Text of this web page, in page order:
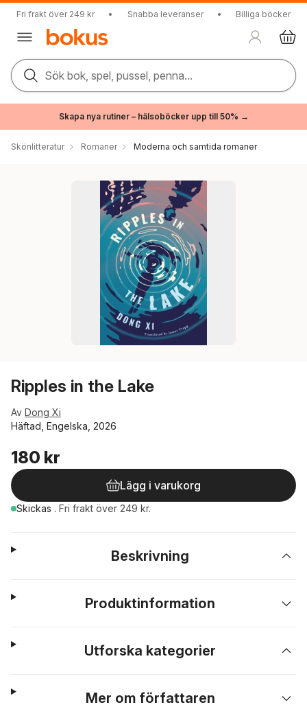
Fri frakt över 249 kr • Snabba leveranser • Billiga böcker
Sök bok, spel, pussel, penna...
Skapa nya rutiner – hälsoböcker upp till 50% →
Skönlitteratur Romaner Moderna och samtida romaner
Ripples in the Lake
Av Dong Xi
Häftad, Engelska, 2026
180 kr
Lägg i varukorg
Skickas . Fri frakt över 249 kr.
Beskrivning
Produktinformation
Utforska kategorier
Mer om författaren